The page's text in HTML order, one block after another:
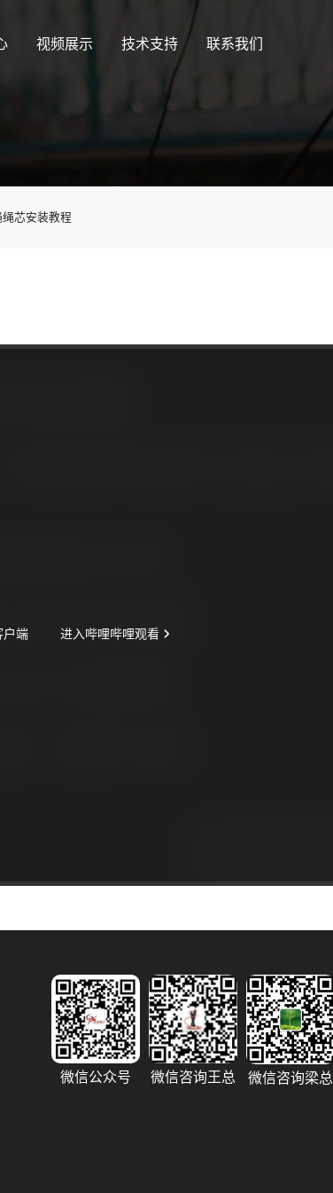
视频展示 技术支持 联系我们
芯安装教程
微信公众号 微信咨询王总 微信咨询梁总